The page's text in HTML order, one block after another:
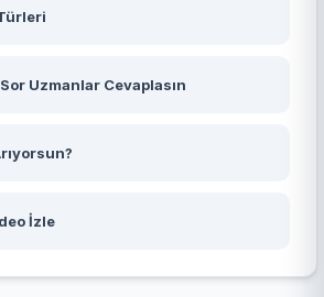
Uzmanlar Cevaplasın
İzle